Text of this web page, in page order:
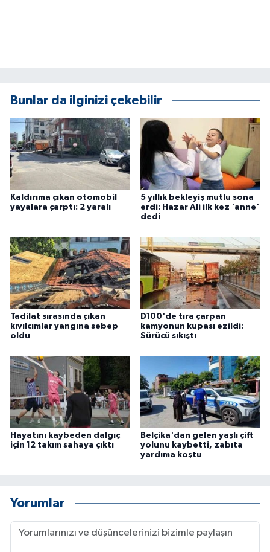
Bunlar da ilginizi çekebilir
Kaldırıma çıkan otomobil
yayalara çarptı: 2 yaralı
5 yıllık bekleyiş mutlu sona
erdi: Hazar Ali ilk kez 'anne'
dedi
Tadilat sırasında çıkan
kıvılcımlar yangına sebep
oldu
D100'de tıra çarpan
kamyonun kupası ezildi:
Sürücü sıkıştı
Hayatını kaybeden dalgıç
için 12 takım sahaya çıktı
Belçika'dan gelen yaşlı çift
yolunu kaybetti, zabıta
yardıma koştu
Yorumlar